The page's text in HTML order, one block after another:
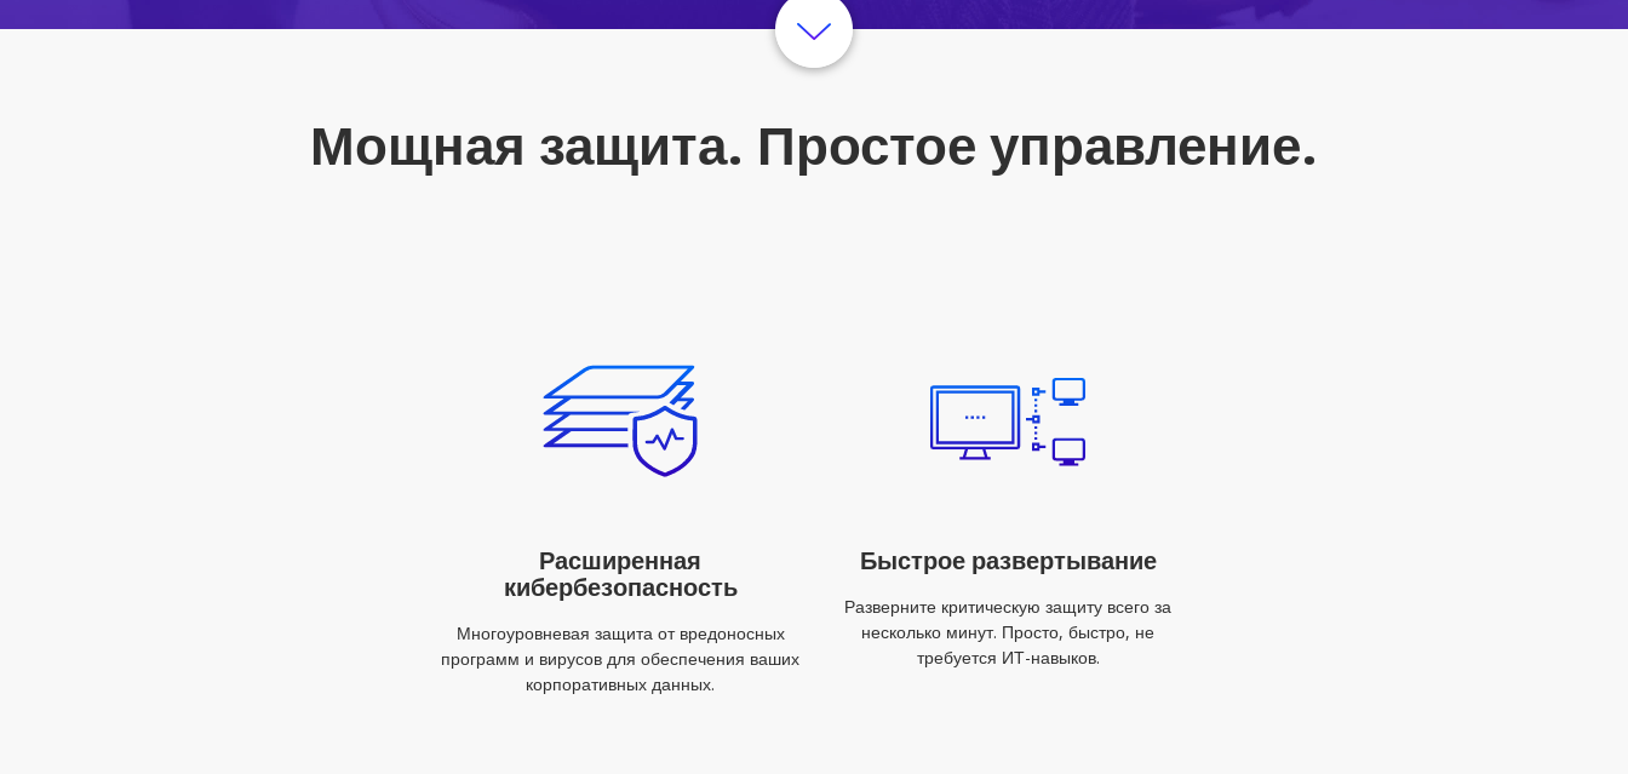
Мощная защита. Простое управление.
Расширенная
кибербезопасность
Многоуровневая защита от вредоносных
программ и вирусов для обеспечения ваших
корпоративных данных.
Быстрое развертывание
Разверните критическую защиту всего за
несколько минут. Просто, быстро, не
требуется ИТ-навыков.